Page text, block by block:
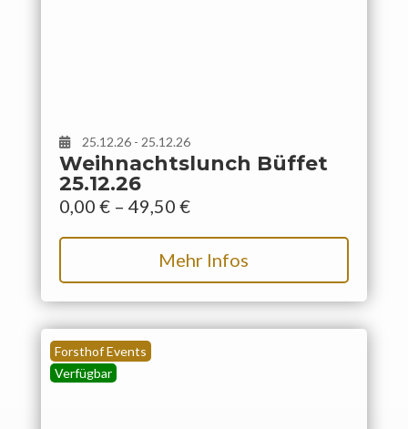
25.12.26 - 25.12.26
Weihnachtslunch Büffet
25.12.26
0,00 €– 49,50 €
Mehr Infos
Forsthof Events
Verfügbar